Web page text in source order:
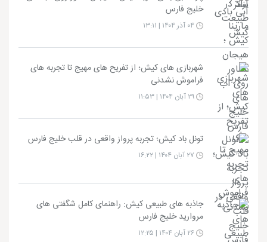
خلیج فارس
شهربازی های کیش؛ از تفریح های مهیج تا تجربه های
فراموش نشدنی
تونل باد کیش؛ تجربه پرواز واقعی در قلب خلیج فارس
جاذبه های طبیعی کیش: راهنمای کامل شگفتی های
مروارید خلیج فارس